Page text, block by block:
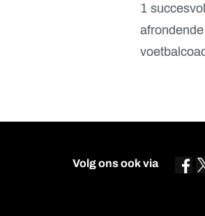
1
Volg ons ook via